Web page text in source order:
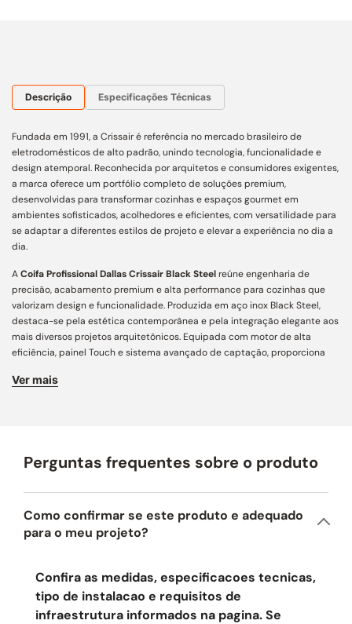
Descrição Especificações Técnicas
Fundada em 1991, a Crissair é referência no mercado brasileiro de
eletrodomésticos de alto padrão, unindo tecnologia, funcionalidade e
design atemporal. Reconhecida por arquitetos e consumidores exigentes,
a marca oferece um portfólio completo de soluções premium,
desenvolvidas para transformar cozinhas e espaços gourmet em
ambientes sofisticados, acolhedores e eficientes, com versatilidade para
se adaptar a diferentes estilos de projeto e elevar a experiência no dia a
dia.
ACoifa Profissional Dallas Crissair Black Steelreúne engenharia de
precisão, acabamento premium e alta performance para cozinhas que
valorizam design e funcionalidade. Produzida em aço inox Black Steel,
destaca-se pela estética contemporânea e pela integração elegante aos
mais diversos projetos arquitetônicos. Equipada com motor de alta
eficiência, painel Touch e sistema avançado de captação, proporciona
experiência superior em cozinhas e áreas gourmet.
Captação e Filtragem:equipada com pré-filtro inercial que retém
Comandos e Tecnologia:painel Touch com display digital que oferece
acionamento intuitivo, visualização prática das funções e controle
produzida em aço inox Black Steel, combina
estética contemporânea, linhas elegantes e acabamento premium,
agregando sofisticação, resistência e facilidade de limpeza ao ambiente.
Ver mais
Perguntas frequentes sobre o produto
Como confirmar se este produto e adequado
para o meu projeto?
Confira as medidas, especificacoes tecnicas,
tipo de instalacao e requisitos de
infraestrutura informados na pagina. Se